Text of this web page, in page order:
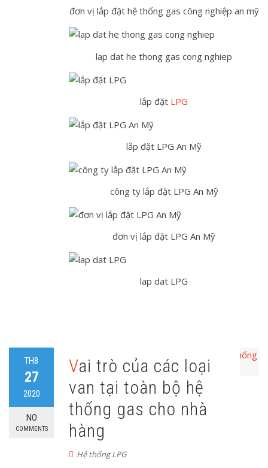
đơn vị lắp đặt hệ thống gas công nghiệp an mỹ
lap dat he thong gas cong nghiep
lắp đặt LPG
lắp đặt LPG An Mỹ
công ty lắp đặt LPG An Mỹ
đơn vị lắp đặt LPG An Mỹ
lap dat LPG
TH8
27
2020
NO
COMMENTS
Vai trò của các loại
van tại toàn bộ hệ
thống gas cho nhà
hàng
Hệ thống LPG